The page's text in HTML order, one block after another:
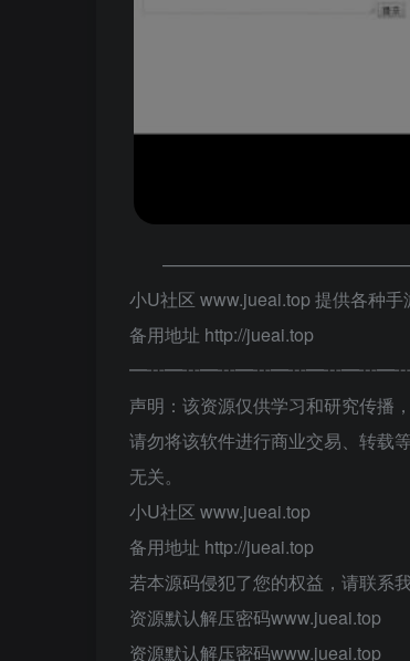
小U社区 www.jueai.top 提供各种手
备用地址 http://jueai.top
声明：该资源仅供学习和研究传播
请勿将该软件进行商业交易、转载
无关。
小U社区 www.jueai.top
备用地址 http://jueai.top
若本源码侵犯了您的权益，请联系
资源默认解压密码www.jueai.top
资源默认解压密码www.jueai.top